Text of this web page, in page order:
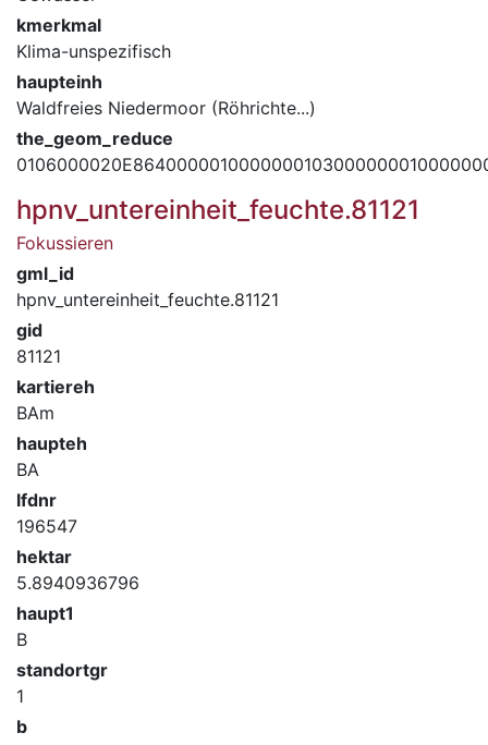
kmerkmal
Klima-unspezifisch
haupteinh
Waldfreies Niedermoor (Röhrichte...)
the_geom_reduce
hpnv_untereinheit_feuchte.81121
Fokussieren
gml_id
hpnv_untereinheit_feuchte.81121
gid
81121
kartiereh
BAm
haupteh
BA
lfdnr
196547
hektar
5.8940936796
haupt1
B
standortgr
1
b